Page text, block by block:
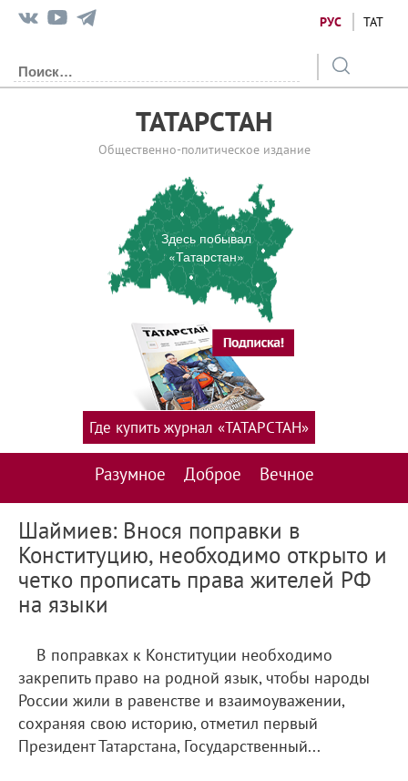
РУС ТАТ
ТАТАРСТАН
Общественно-политическое издание
Здесь побывал
«Татарстан»
Разумное Доброе Вечное
Где купить журнал «ТАТАРСТАН»
Шаймиев: Внося поправки в
Конституцию, необходимо открыто и
четко прописать права жителей РФ
на языки
В поправках к Конституции необходимо
закрепить право на родной язык, чтобы народы
России жили в равенстве и взаимоуважении,
сохраняя свою историю, отметил первый
Президент Татарстана, Государственный...